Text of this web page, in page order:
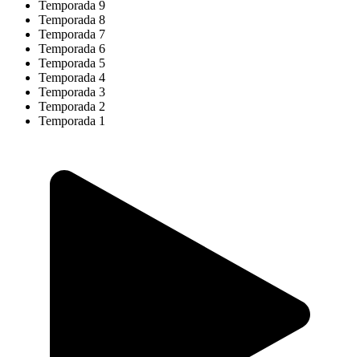
Temporada 9
Temporada 8
Temporada 7
Temporada 6
Temporada 5
Temporada 4
Temporada 3
Temporada 2
Temporada 1